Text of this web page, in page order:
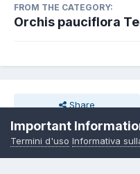
FROM THE CATEGORY:
Orchis pauciflora
Share
Important
Termini d'uso Informativa